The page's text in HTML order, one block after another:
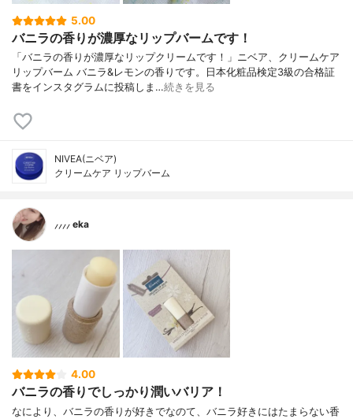
5.00
バニラの香りが濃厚なリップバームです！
「バニラの香りが濃厚なリップクリームです！」ニベア、クリームケア
リップバーム バニラ&レモンの香りです。日本化粧品検定3級の合格証
書をインスタグラムに投稿しま…続きを見る
NIVEA(ニベア)
クリームケア リップバーム
⸝⸝⸝⸝ eka
4.00
バニラの香りでしっかり潤いバリア！
なにより、バニラの香りが好きでなのて、バニラ好きにはたまらない香